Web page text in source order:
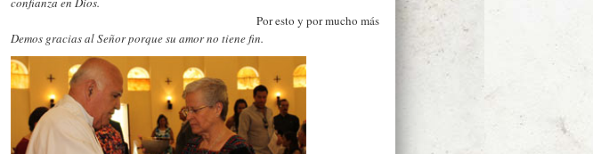
Por esto y por mucho más
Demos gracias al Señor porque su amor no tiene fin.